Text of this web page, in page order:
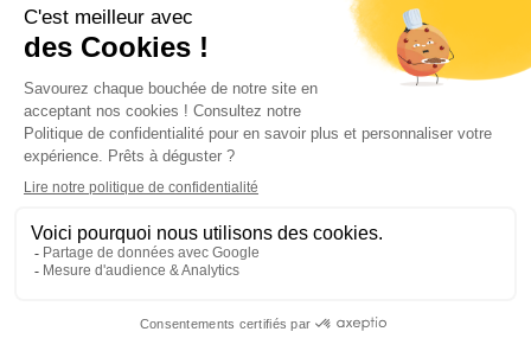
Politique de confidentialité Mentions légales CGV de la revue